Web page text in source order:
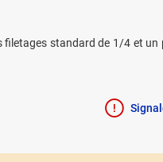
standard de 1/4 et un